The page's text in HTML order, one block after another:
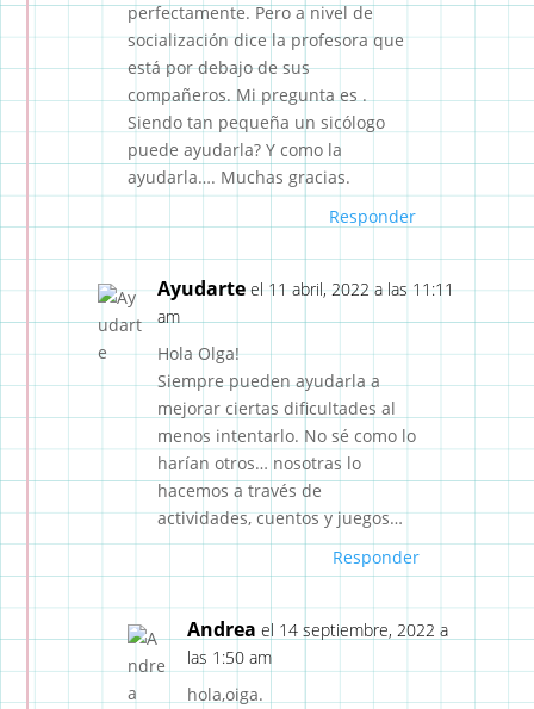
perfectamente. Pero a nivel de
socialización dice la profesora que
está por debajo de sus
compañeros. Mi pregunta es .
Siendo tan pequeña un sicólogo
puede ayudarla? Y como la
ayudarla…. Muchas gracias.
Responder
Ayudarte el 11 abril, 2022 a las 11:11
am
Hola Olga!
Siempre pueden ayudarla a
mejorar ciertas dificultades al
menos intentarlo. No sé como lo
harían otros… nosotras lo
hacemos a través de
actividades, cuentos y juegos…
Responder
Andrea el 14 septiembre, 2022 a
las 1:50 am
hola,oiga.